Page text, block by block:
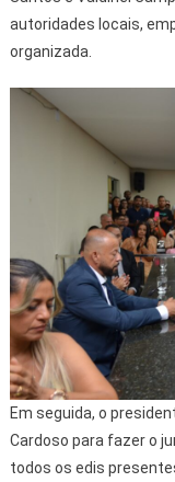
autoridades locais,
organizada.
Em seguida, o
Cardoso para fazer o
todos os edis